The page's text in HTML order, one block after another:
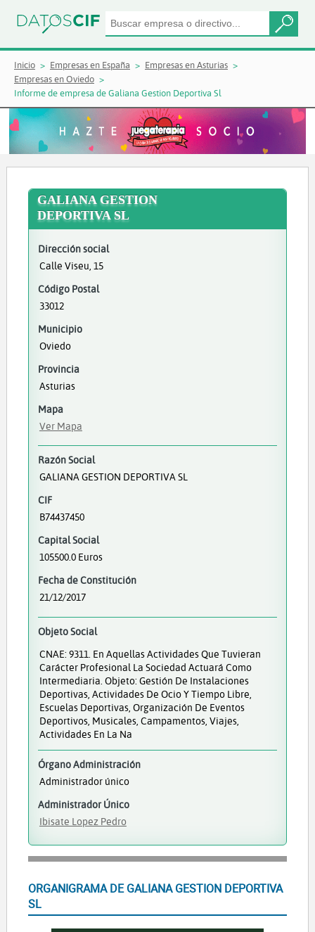
Inicio Empresas en España
Empresas en Asturias
Empresas en Oviedo
Informe de empresa de Galiana Gestion Deportiva Sl
GALIANA GESTION
DEPORTIVA SL
Dirección social
Calle Viseu, 15
Código Postal
33012
Municipio
Oviedo
Provincia
Asturias
Mapa
Ver Mapa
Razón Social
GALIANA GESTION DEPORTIVA SL
CIF
B74437450
Capital Social
105500.0 Euros
Fecha de Constitución
21/12/2017
Objeto Social
CNAE: 9311. En Aquellas Actividades Que Tuvieran
Carácter Profesional La Sociedad Actuará Como
Intermediaria. Objeto: Gestión De Instalaciones
Deportivas, Actividades De Ocio Y Tiempo Libre,
Escuelas Deportivas, Organización De Eventos
Deportivos, Musicales, Campamentos, Viajes,
Actividades En La Na
Órgano Administración
Administrador único
Administrador Único
Ibisate Lopez Pedro
ORGANIGRAMA DE GALIANA GESTION DEPORTIVA
SL